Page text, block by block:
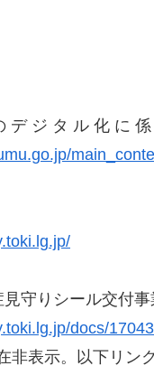
デ ジ タ ル 化 に
見守りシール交付事
docs/
非表示。以下リン